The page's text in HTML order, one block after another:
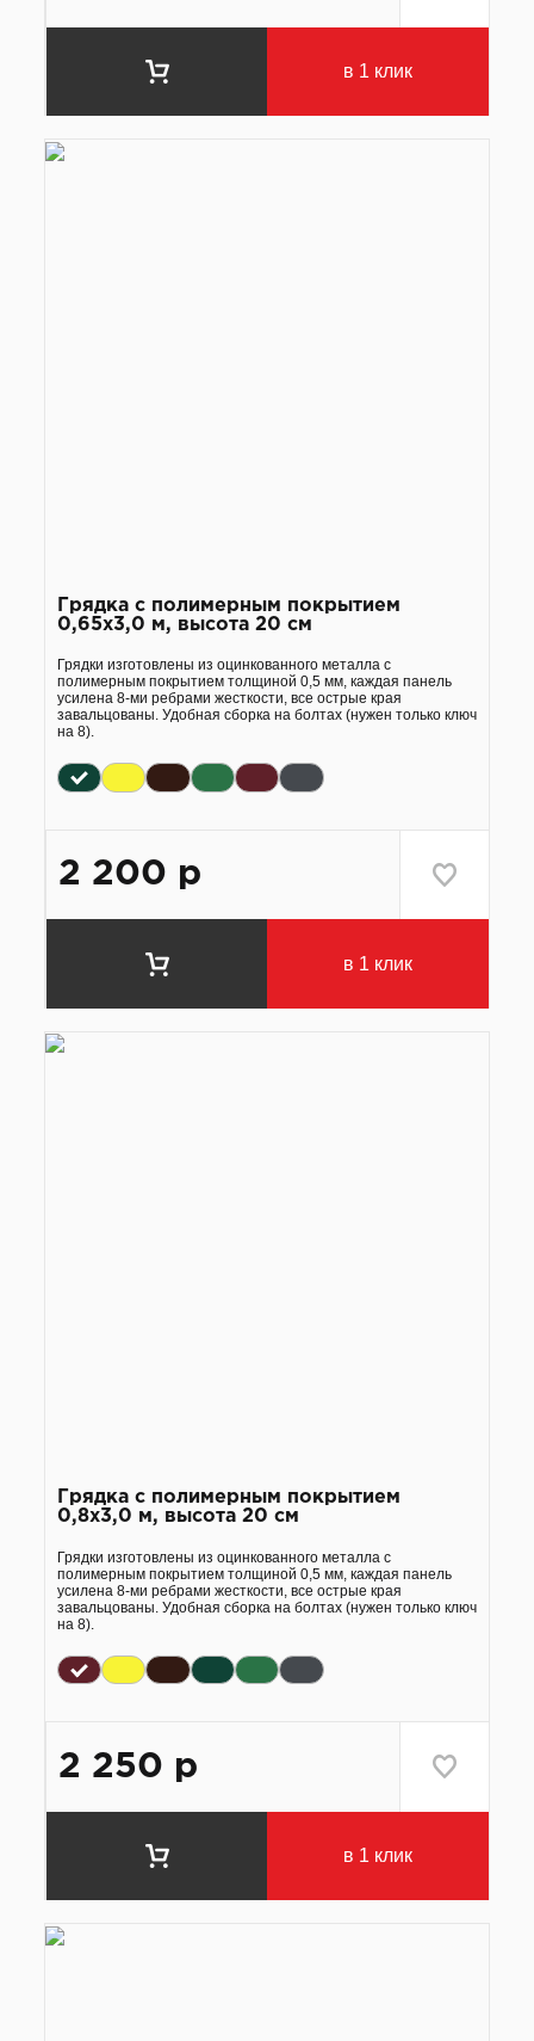
в 1 клик
Грядка с полимерным покрытием
0,65х3,0 м, высота 20 см
Грядки изготовлены из оцинкованного металла с
полимерным покрытием толщиной 0,5 мм, каждая панель
усилена 8-ми ребрами жесткости, все острые края
завальцованы. Удобная сборка на болтах (нужен только ключ
на 8).
2 200 р
в 1 клик
Грядка с полимерным покрытием
0,8х3,0 м, высота 20 см
Грядки изготовлены из оцинкованного металла с
полимерным покрытием толщиной 0,5 мм, каждая панель
усилена 8-ми ребрами жесткости, все острые края
завальцованы. Удобная сборка на болтах (нужен только ключ
на 8).
2 250 р
в 1 клик